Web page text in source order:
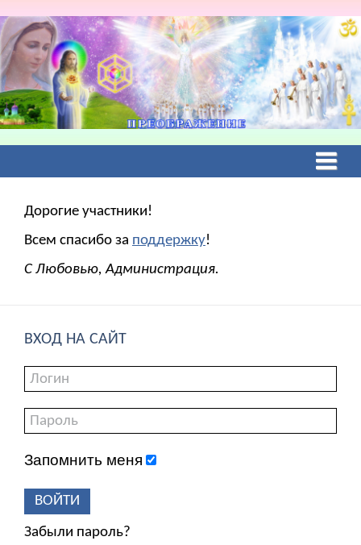
Дорогие участники!
Всем спасибо за поддержку!
С Любовью, Администрация.
ВХОД НА САЙТ
Запомнить меня
ВОЙТИ
Забыли пароль?